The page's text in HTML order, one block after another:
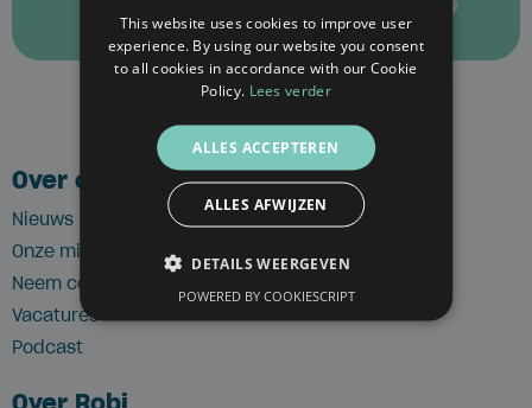
Over ons
Nieuws
Onze missie
Neem contact op
Vacatures
Podcast
ENGLISH
This website uses cookies to improve user
experience. By using our website you consent
to all cookies in accordance with our Cookie
Policy. Lees verder
ALLES ACCEPTEREN
ALLES AFWIJZEN
DETAILS WEERGEVEN
POWERED BY COOKIESCRIPT